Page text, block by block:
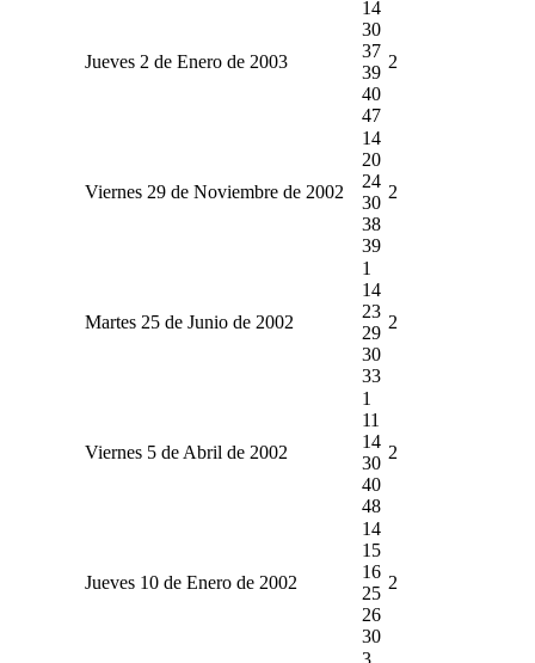
Jueves 2 de Enero de 2003
14
30
37
39
40
47
2
Viernes 29 de Noviembre de 2002
14
20
24
30
38
39
2
Martes 25 de Junio de 2002
1
14
23
29
30
33
2
Viernes 5 de Abril de 2002
1
11
14
30
40
48
2
Jueves 10 de Enero de 2002
14
15
16
25
26
30
2
3